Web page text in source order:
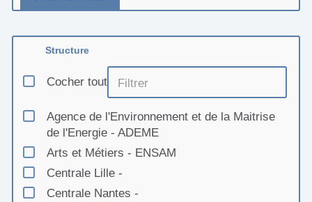
Structure
Cocher tout
Agence de l'Environnement et de la Maitrise
de l'Energie - ADEME
Arts et Métiers - ENSAM
Centrale Lille -
Centrale Nantes -